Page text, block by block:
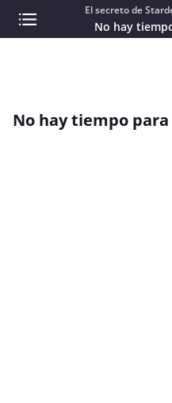
El secreto de
No hay
No hay tiempo